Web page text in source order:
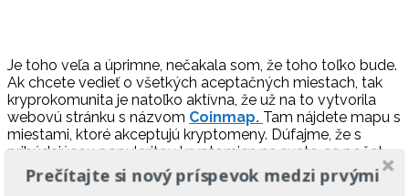
Je toho veľa a úprimne, nečakala som, že toho toľko bude.
Ak chcete vedieť o všetkých aceptačných miestach, tak
kryprokomunita je natoľko aktívna, že už na to vytvorila
webovú stránku s názvom Coinmap. Tam nájdete mapu s
miestami, ktoré akceptujú kryptomeny. Dúfajme, že s
pribúdajúcou popularitou kryptomien na svete, sa počet
prevádzok akceptujúcich platby v kryptomenách rozrastie
aj na Slovensku.
Prečítajte si nový príspevok medzi prvými